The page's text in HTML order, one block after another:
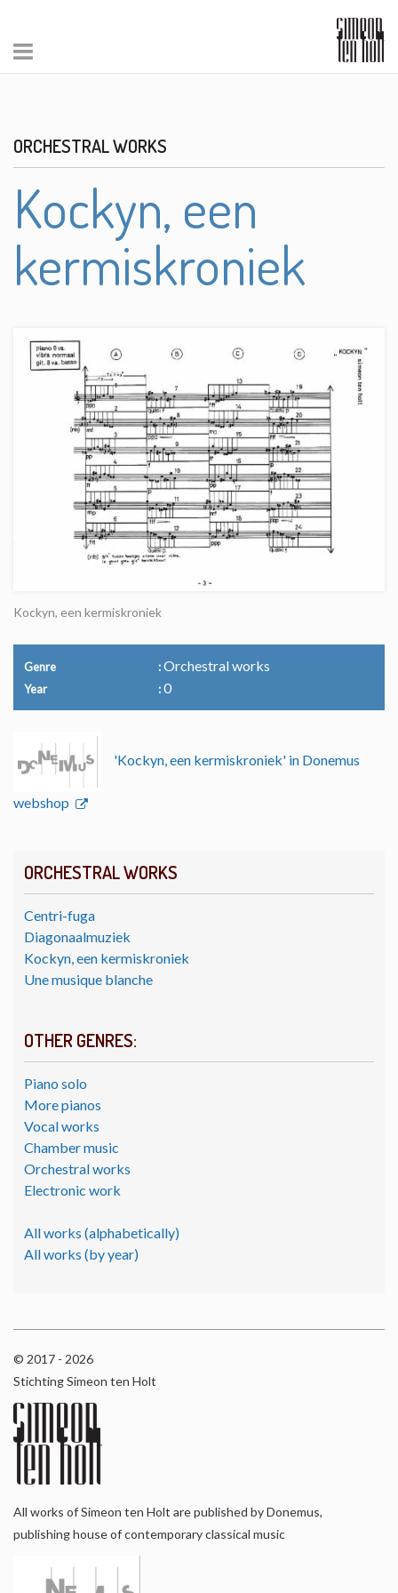
ORCHESTRAL WORKS
Centri-fuga
Diagonaalmuziek
Kockyn, een kermiskroniek
Une musique blanche
OTHER GENRES:
Piano solo
More pianos
Vocal works
Chamber music
Orchestral works
Electronic work
All works (alphabetically)
All works (by year)
ORCHESTRAL WORKS
Kockyn, een
kermiskroniek
Kockyn, een kermiskroniek
Genre Orchestral works
Year 0
'Kockyn, een kermiskroniek' in Donemus
webshop
© 2017 - 2026
Stichting Simeon ten Holt
All works of Simeon ten Holt are published by Donemus,
publishing house of contemporary classical music